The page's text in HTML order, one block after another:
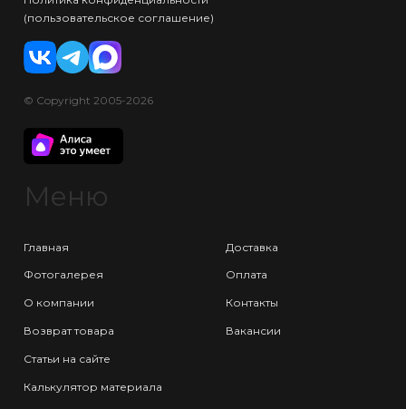
(пользовательское соглашение)
© Copyright 2005-2026
Меню
Главная
Фотогалерея
О компании
Возврат товара
Статьи на сайте
Калькулятор материала
Доставка
Оплата
Контакты
Вакансии